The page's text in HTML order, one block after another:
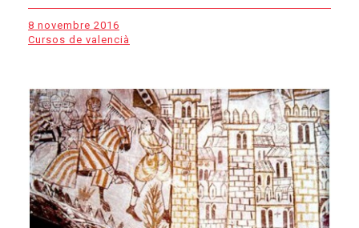
8 novembre 2016
Cursos de valencià